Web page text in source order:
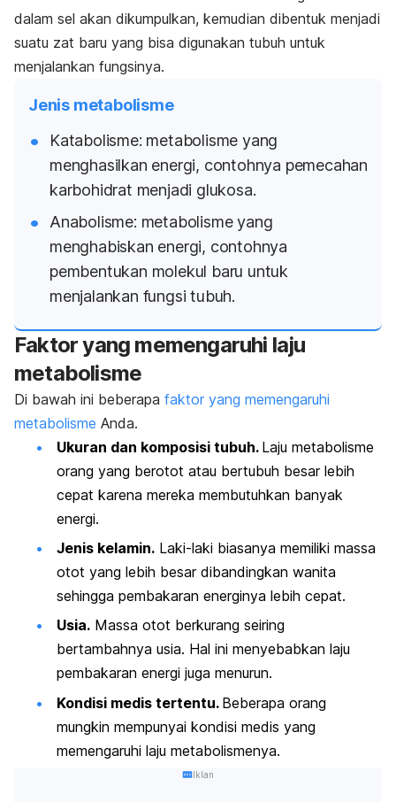
dalam sel akan dikumpulkan, kemudian dibentuk menjadi
suatu zat baru yang bisa digunakan tubuh untuk
menjalankan fungsinya.
Jenis metabolisme
Katabolisme: metabolisme yang
menghasilkan energi, contohnya pemecahan
karbohidrat menjadi glukosa.
Anabolisme: metabolisme yang
menghabiskan energi, contohnya
pembentukan molekul baru untuk
menjalankan fungsi tubuh.
Faktor yang memengaruhi laju
metabolisme
Di bawah ini beberapa faktor yang memengaruhi
metabolisme Anda.
Ukuran dan komposisi tubuh. Laju metabolisme
orang yang berotot atau bertubuh besar lebih
cepat karena mereka membutuhkan banyak
energi.
Jenis kelamin. Laki-laki biasanya memiliki massa
otot yang lebih besar dibandingkan wanita
sehingga pembakaran energinya lebih cepat.
Usia. Massa otot berkurang seiring
bertambahnya usia. Hal ini menyebabkan laju
pembakaran energi juga menurun.
Kondisi medis tertentu. Beberapa orang
mungkin mempunyai kondisi medis yang
memengaruhi laju metabolismenya.
Iklan